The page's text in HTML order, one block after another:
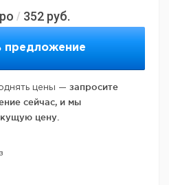
/ 352 руб.
предложение
цены — запросите
сейчас, и мы
цену.